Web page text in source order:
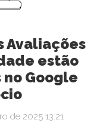
Avaliações
estão
Google
de 2025 13:21